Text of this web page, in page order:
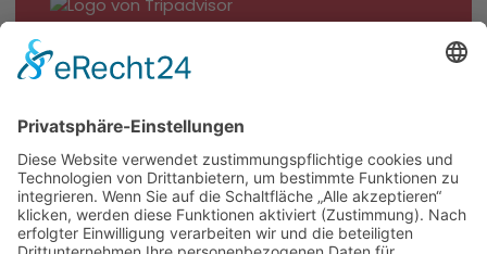
Impressum
Kontakt
Datenschutzbestimmungen
Cookie-Einstellungen
Konzeption, Design & Umsetzung beiMTS Omnii.de - Digital- &
Werbeagentur